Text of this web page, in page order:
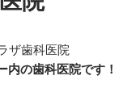
内の歯科医院です！